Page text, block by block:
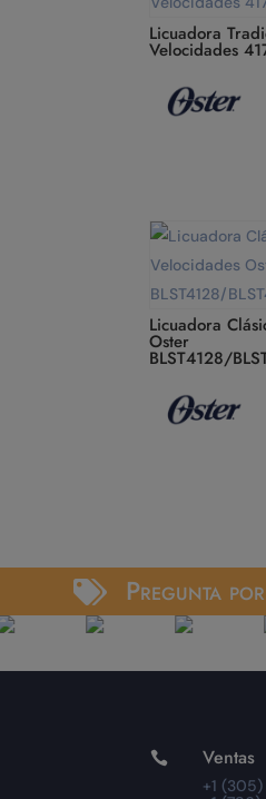
Licuadora
Velocidades
Licuadora
Oster
BLST4128/
 Pregunta
 Ventas
+1